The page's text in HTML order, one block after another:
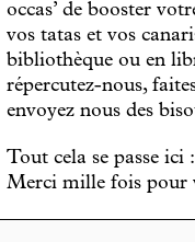
occas’ de booster
vos tatas et vos
bibliothèque ou en
répercutez-nous,
envoyez nous des
Tout cela se passe ici :
Merci mille fois pour